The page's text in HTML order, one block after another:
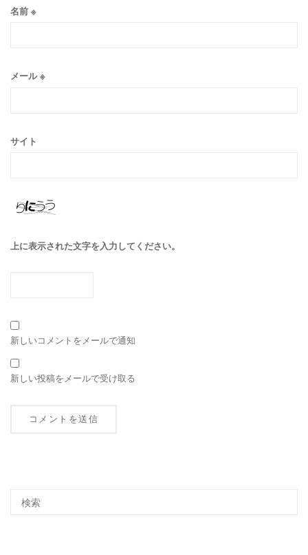
名前 ※
メール※
サイト
上に表示された文字を入力してください。
新しいコメントをメールで通知
新しい投稿をメールで受け取る